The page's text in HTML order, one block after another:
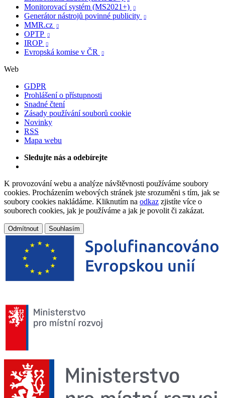
Monitorovací systém (MS2021+) 
Generátor nástrojů povinné publicity 
MMR.cz 
OPTP 
IROP 
Evropská komise v ČR 
Web
GDPR
Prohlášení o přístupnosti
Snadné čtení
Zásady používání souborů cookie
Novinky
RSS
Mapa webu
Sledujte nás a odebírejte
K provozování webu a analýze návštěvnosti používáme soubory
cookies. Procházením webových stránek jste srozuměni s tím, jak se
soubory cookies nakládáme. Kliknutím na odkaz zjistíte více o
souborech cookies, jak je používáme a jak je povolit či zakázat.
Odmítnout Souhlasím